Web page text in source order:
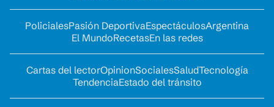
PolicialesPasión DeportivaEspectáculosArgentina
El MundoRecetasEn las redes
Cartas del lectorOpinionSocialesSaludTecnología
TendenciaEstado del tránsito